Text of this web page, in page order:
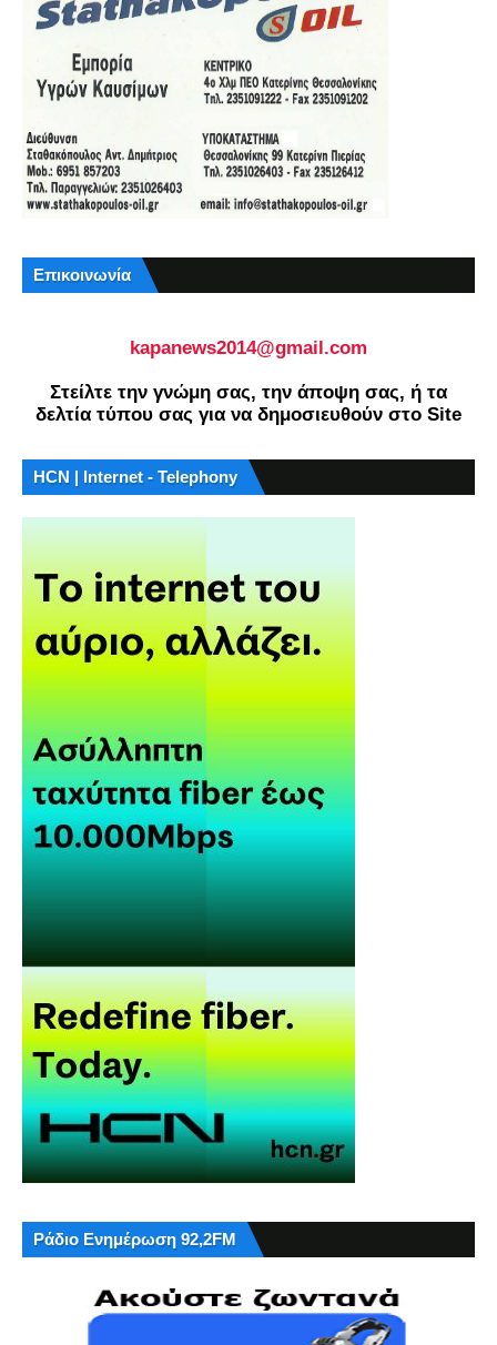
Επικοινωνία
kapanews2014@gmail.com
Στείλτε την γνώμη σας, την άποψη σας, ή τα
δελτία τύπου σας για να δημοσιευθούν στο Site
HCN | Internet - Telephony
Ράδιο Ενημέρωση 92,2FM